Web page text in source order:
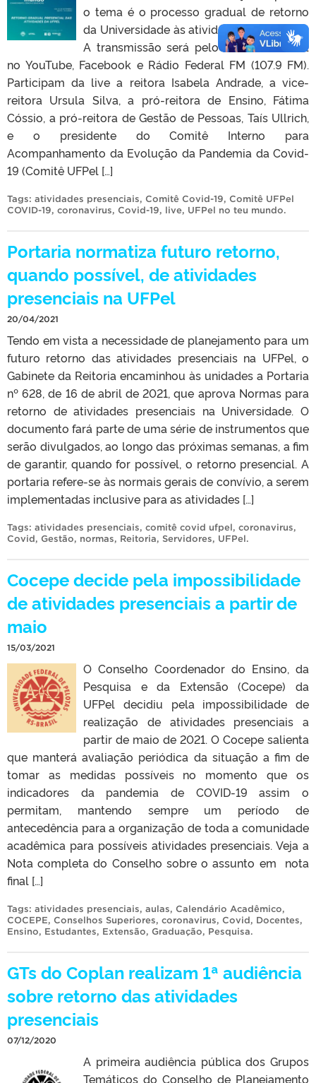
o tema é o processo gradual de retorno
da Universidade às atividades presenciais.
A transmissão será pelo canal da UFPel
no YouTube, Facebook e Rádio Federal FM (107.9 FM).
Participam da live a reitora Isabela Andrade, a vice-
reitora Ursula Silva, a pró-reitora de Ensino, Fátima
Cóssio, a pró-reitora de Gestão de Pessoas, Taís Ullrich,
e o presidente do Comitê Interno para
Acompanhamento da Evolução da Pandemia da Covid-
19 (Comitê UFPel […]
Tags: atividades presenciais, Comitê Covid-19, Comitê UFPel
COVID-19, coronavirus, Covid-19, live, UFPel no teu mundo.
Portaria normatiza futuro retorno,
quando possível, de atividades
presenciais na UFPel
20/04/2021
Tendo em vista a necessidade de planejamento para um
futuro retorno das atividades presenciais na UFPel, o
Gabinete da Reitoria encaminhou às unidades a Portaria
nº 628, de 16 de abril de 2021, que aprova Normas para
retorno de atividades presenciais na Universidade. O
documento fará parte de uma série de instrumentos que
serão divulgados, ao longo das próximas semanas, a fim
de garantir, quando for possível, o retorno presencial. A
portaria refere-se às normais gerais de convívio, a serem
implementadas inclusive para as atividades […]
Tags: atividades presenciais, comitê covid ufpel, coronavirus,
Covid, Gestão, normas, Reitoria, Servidores, UFPel.
Cocepe decide pela impossibilidade
de atividades presenciais a partir de
maio
15/03/2021
O Conselho Coordenador do Ensino, da
Pesquisa e da Extensão (Cocepe) da
UFPel decidiu pela impossibilidade de
realização de atividades presenciais a
partir de maio de 2021. O Cocepe salienta
que manterá avaliação periódica da situação a fim de
tomar as medidas possíveis no momento que os
indicadores da pandemia de COVID-19 assim o
permitam, mantendo sempre um período de
antecedência para a organização de toda a comunidade
acadêmica para possíveis atividades presenciais. Veja a
Nota completa do Conselho sobre o assunto em nota
final […]
Tags: atividades presenciais, aulas, Calendário Acadêmico,
COCEPE, Conselhos Superiores, coronavirus, Covid, Docentes,
Ensino, Estudantes, Extensão, Graduação, Pesquisa.
GTs do Coplan realizam 1ª audiência
sobre retorno das atividades
presenciais
07/12/2020
A primeira audiência pública dos Grupos
Temáticos do Conselho de Planejamento